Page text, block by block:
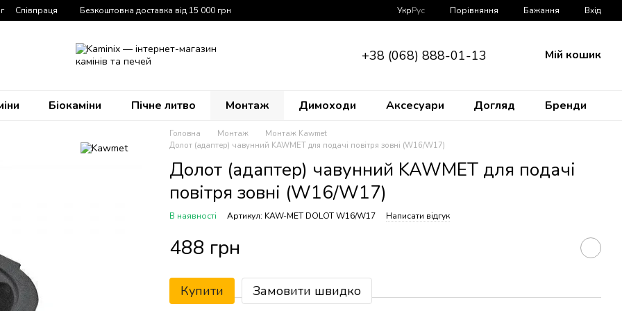
Співпраця
Безкоштовна доставка від 15 000 грн УкрРус Порівняння Бажання Вхід
+38 (068) 888-01-13 Мій кошик
Біокаміни Пічне литво Монтаж Димоходи Аксесуари Догляд Бренди
Головна Монтаж
Монтаж Kawmet
Долот (адаптер) чавунний KAWMET для подачі повітря зовні (W16/W17)
Долот (адаптер) чавунний KAWMET для подачі
повітря зовні (W16/W17)
В наявності Артикул: KAW-MET DOLOT W16/W17 Написати відгук
488 грн
Купити Замовити швидко